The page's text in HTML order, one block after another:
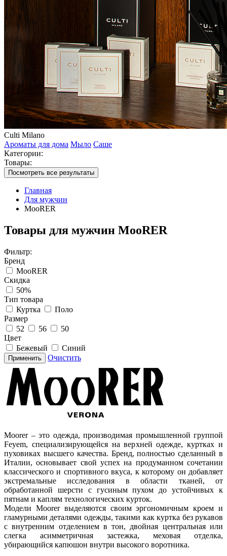
Culti Milano
Ароматы для дома Мыло Саше
Категории:
Товары:
Посмотреть все результаты
Главная
Для мужчин
MooRER
Товары для мужчин MooRER
Фильтр:
Бренд
MooRER
Скидка
50%
Тип товара
Куртка
Поло
Размер
52
56
50
Цвет
Бежевый
Синий
Применить Очистить
Moorer – это одежда, производимая промышленной группой
Feyem, специализирующейся на верхней одежде, куртках и
пуховиках высшего качества. Бренд, полностью сделанный в
Италии, основывает свой успех на продуманном сочетании
классического и спортивного вкуса, к которому он добавляет
экстремальные исследования в области тканей, от
обработанной шерсти с гусиным пухом до устойчивых к
пятнам и каплям технологических курток.
Модели Moorer выделяются своим эргономичным кроем и
гламурными деталями одежды, такими как куртка без рукавов
с внутренним отделением в тон, двойная центральная или
слегка асимметричная застежка, меховая отделка,
убирающийся капюшон внутри высокого воротника.